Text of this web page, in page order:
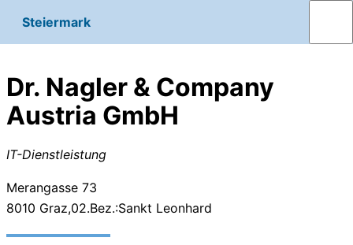
Steiermark
Dr. Nagler & Company
Austria GmbH
IT-Dienstleistung
Merangasse 73
8010 Graz,02.Bez.:Sankt Leonhard